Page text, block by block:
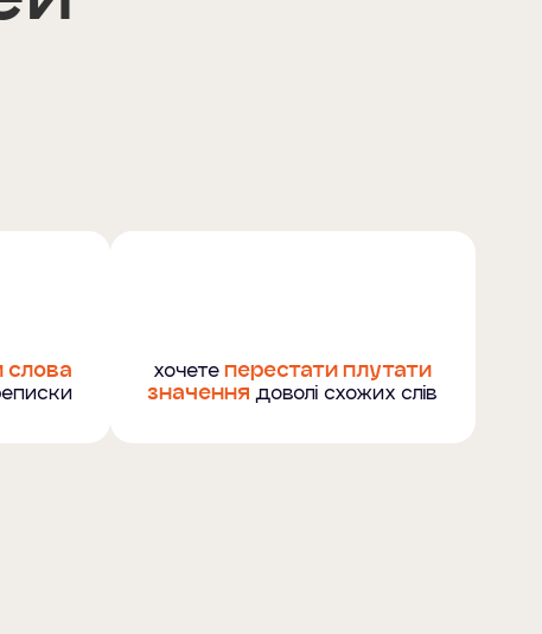
слова
хочете перестати плутати
значення доволі схожих слів